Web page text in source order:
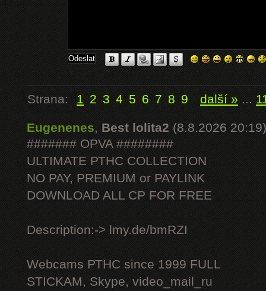
Strana: 1 2 3 4 5 6 7 8 9 další » ...
Eugenenes, Best lolita2 (8.8.2026 20:19)
####### OPVA ########
ULTIMATE РТНС COLLECTION
NO PAY, PREMIUM or PAYLINK
DOWNLOAD ALL СР FOR FREE
Description:-> lmy.de/bmRZI
Webcams РТНС since 1999 FULL
STICKAM, Skype, video_mail_ru